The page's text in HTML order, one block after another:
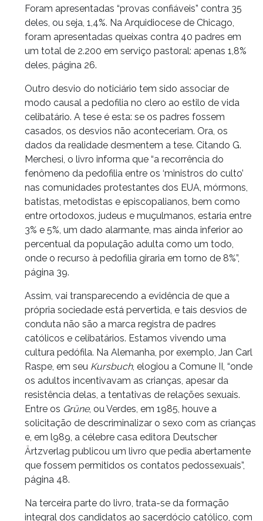
Foram apresentadas “provas confiáveis” contra 35
deles, ou seja, 1,4%. Na Arquidiocese de Chicago,
foram apresentadas queixas contra 40 padres em
um total de 2.200 em serviço pastoral: apenas 1,8%
deles, página 26.
Outro desvio do noticiário tem sido associar de
modo causal a pedofilia no clero ao estilo de vida
celibatário. A tese é esta: se os padres fossem
casados, os desvios não aconteceriam. Ora, os
dados da realidade desmentem a tese. Citando G.
Merchesi, o livro informa que “a recorrência do
fenômeno da pedofilia entre os ‘ministros do culto’
nas comunidades protestantes dos EUA, mórmons,
batistas, metodistas e episcopalianos, bem como
entre ortodoxos, judeus e muçulmanos, estaria entre
3% e 5%, um dado alarmante, mas ainda inferior ao
percentual da população adulta como um todo,
onde o recurso à pedofilia giraria em torno de 8%”,
página 39.
Assim, vai transparecendo a evidência de que a
própria sociedade está pervertida, e tais desvios de
conduta não são a marca registra de padres
católicos e celibatários. Estamos vivendo uma
cultura pedófila. Na Alemanha, por exemplo, Jan Carl
Raspe, em seu Kursbuch, elogiou a Comune II, “onde
os adultos incentivavam as crianças, apesar da
resistência delas, a tentativas de relações sexuais.
Entre os Grüne, ou Verdes, em 1985, houve a
solicitação de descriminalizar o sexo com as crianças
e, em l989, a célebre casa editora Deutscher
Ärtzverlag publicou um livro que pedia abertamente
que fossem permitidos os contatos pedossexuais”,
página 48.
Na terceira parte do livro, trata-se da formação
integral dos candidatos ao sacerdócio católico, com